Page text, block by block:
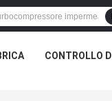
CONTROLLO